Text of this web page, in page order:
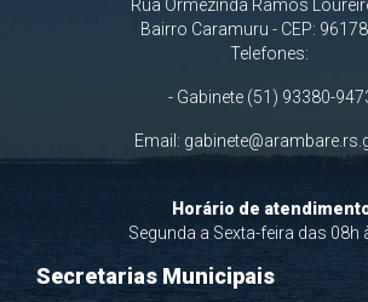
Rua Ormezinda Ramos
Bairro Caramuru - CEP:
Telefones:
- Gabinete (51) 93380-
Email:
Horário de
Segunda a Sexta-feira das 08h
Secretarias Municipais